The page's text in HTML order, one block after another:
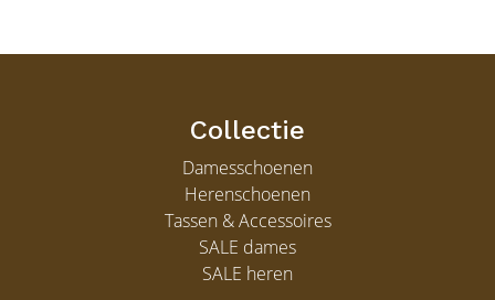
Collectie
Damesschoenen
Herenschoenen
Tassen & Accessoires
SALE dames
SALE heren